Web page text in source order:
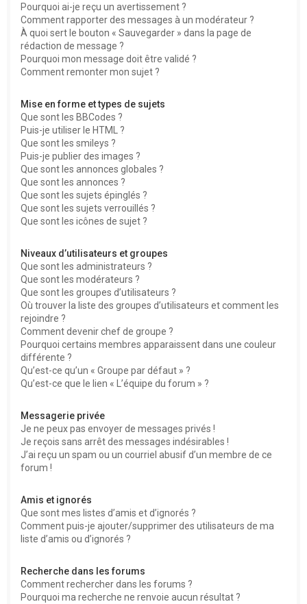
Pourquoi ai-je reçu un avertissement ?
Comment rapporter des messages à un modérateur ?
À quoi sert le bouton « Sauvegarder » dans la page de
rédaction de message ?
Pourquoi mon message doit être validé ?
Comment remonter mon sujet ?
Mise en forme et types de sujets
Que sont les BBCodes ?
Puis-je utiliser le HTML ?
Que sont les smileys ?
Puis-je publier des images ?
Que sont les annonces globales ?
Que sont les annonces ?
Que sont les sujets épinglés ?
Que sont les sujets verrouillés ?
Que sont les icônes de sujet ?
Niveaux d’utilisateurs et groupes
Que sont les administrateurs ?
Que sont les modérateurs ?
Que sont les groupes d’utilisateurs ?
Où trouver la liste des groupes d’utilisateurs et comment les
rejoindre ?
Comment devenir chef de groupe ?
Pourquoi certains membres apparaissent dans une couleur
différente ?
Qu’est-ce qu’un « Groupe par défaut » ?
Qu’est-ce que le lien « L’équipe du forum » ?
Messagerie privée
Je ne peux pas envoyer de messages privés !
Je reçois sans arrêt des messages indésirables !
J’ai reçu un spam ou un courriel abusif d’un membre de ce
forum !
Amis et ignorés
Que sont mes listes d’amis et d’ignorés ?
Comment puis-je ajouter/supprimer des utilisateurs de ma
liste d’amis ou d’ignorés ?
Recherche dans les forums
Comment rechercher dans les forums ?
Pourquoi ma recherche ne renvoie aucun résultat ?